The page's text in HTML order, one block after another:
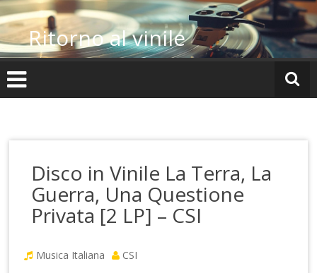
Vai
al
contenutoRitorno al vinile
Disco in Vinile La Terra, La
Guerra, Una Questione
Privata [2 LP] – CSI
Musica Italiana CSI